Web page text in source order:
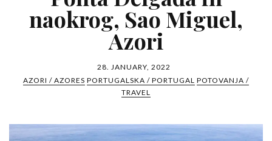
naokrog, Sao Miguel,
Azori
28. JANUARY, 2022
AZORI / AZORES PORTUGALSKA / PORTUGAL POTOVANJA /
TRAVEL